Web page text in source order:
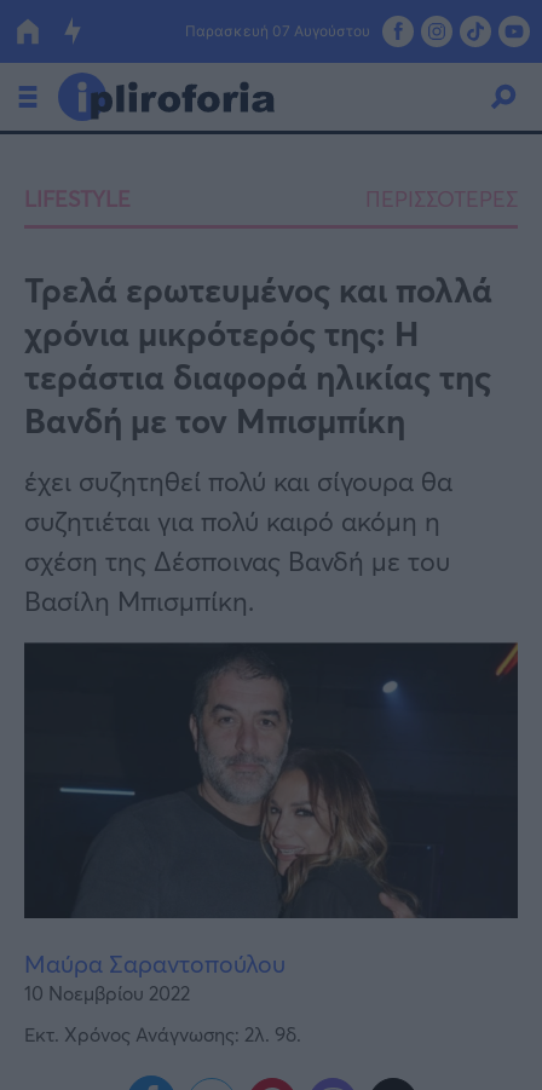
Παρασκευή 07 Αυγούστου
Οικονομία
Πολιτική
Τράπεζες
Επιδοτήσεις
Κόσμος
Lifestyle
Αθλητικά
Υγεία
Γυναίκα
Καιρός
LIFESTYLE ΠΕΡΙΣΣΟΤΕΡΕΣ
Τρελά ερωτευμένος και πολλά
χρόνια μικρότερός της: Η
τεράστια διαφορά ηλικίας της
Βανδή με τον Μπισμπίκη
έχει συζητηθεί πολύ και σίγουρα θα
συζητιέται για πολύ καιρό ακόμη η
σχέση της Δέσποινας Βανδή με του
Βασίλη Μπισμπίκη.
Μαύρα Σαραντοπούλου
10 Νοεμβρίου 2022
Εκτ. Χρόνος Ανάγνωσης: 2λ. 9δ.